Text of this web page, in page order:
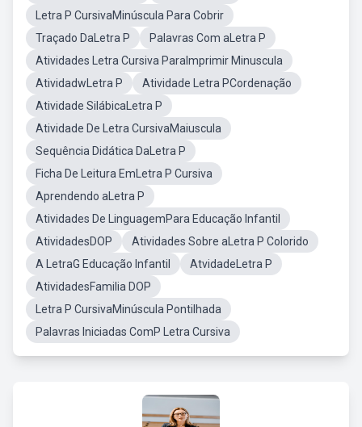
Letra P CursivaMinúscula Para Cobrir
Traçado DaLetra P
Palavras Com aLetra P
Atividades Letra Cursiva ParaImprimir Minuscula
AtividadwLetra P
Atividade Letra PCordenação
Atividade SilábicaLetra P
Atividade De Letra CursivaMaiuscula
Sequência Didática DaLetra P
Ficha De Leitura EmLetra P Cursiva
Aprendendo aLetra P
Atividades De LinguagemPara Educação Infantil
AtividadesDOP
Atividades Sobre aLetra P Colorido
A LetraG Educação Infantil
AtvidadeLetra P
AtividadesFamilia DOP
Letra P CursivaMinúscula Pontilhada
Palavras Iniciadas ComP Letra Cursiva